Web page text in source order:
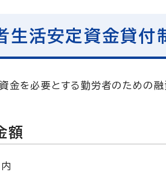
生活安定資金貸付
金を必要とする勤労者のための融
額